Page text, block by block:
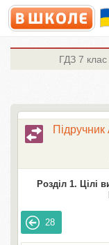
ГДЗ 7 клас
Розділ 1. Цілі
28